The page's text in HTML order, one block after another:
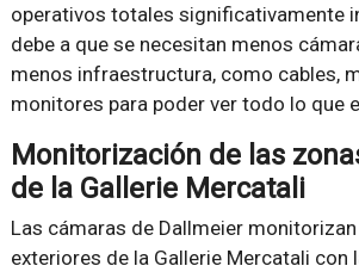
operativos totales significativamente
debe a que se necesitan menos
menos infraestructura, como cables,
monitores para poder ver todo lo que
Monitorización de las
de la Gallerie Mercatali
Las cámaras de Dallmeier
exteriores de la Gallerie Mercatali con